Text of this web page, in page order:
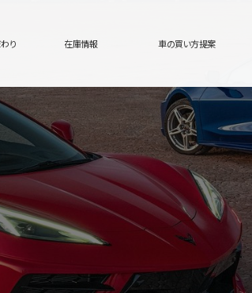
り 在庫情報 車の買い方提案